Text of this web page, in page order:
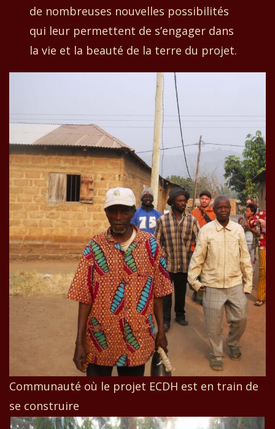
de nombreuses nouvelles possibilités
qui leur permettent de s’engager dans
la vie et la beauté de la terre du projet.
Communauté où le projet ECDH est en train de
se construire